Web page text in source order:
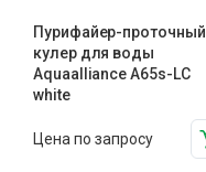
Пурифайер-проточный
кулер для воды
Aquaalliance A65s-LC
white
Цена по запросу